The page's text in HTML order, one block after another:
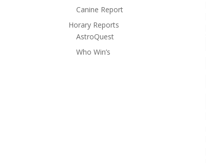
Canine Report
Horary Reports
AstroQuest
Who Win’s